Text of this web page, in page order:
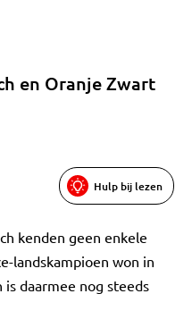
en Oranje Zwart
Hulp bij lezen
kenden geen enkele
landskampioen won in
is daarmee nog steeds